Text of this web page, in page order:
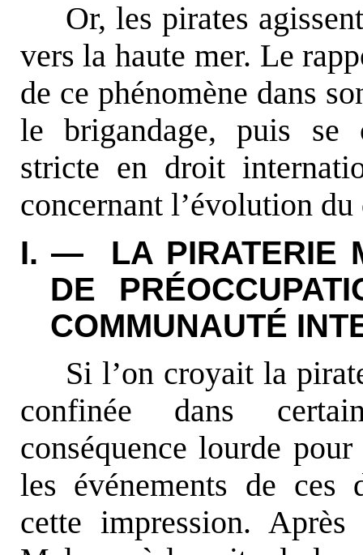
Or, les pirates
vers la haute mer. Le
de ce phénomène dans
le brigandage, puis se
stricte en droit
concernant l’évolution
I. — LA PIRATERIE
DE
COMMUNAUTÉ
Si l’on croyait la
confinée dans
conséquence lourde
les événements de ces
cette impression.